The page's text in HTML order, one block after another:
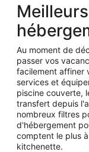
Au moment de
passer vos
facilement affiner
services et
piscine couverte,
transfert depuis
nombreux filtres
d'hébergement
comptent le plus
kitchenette.